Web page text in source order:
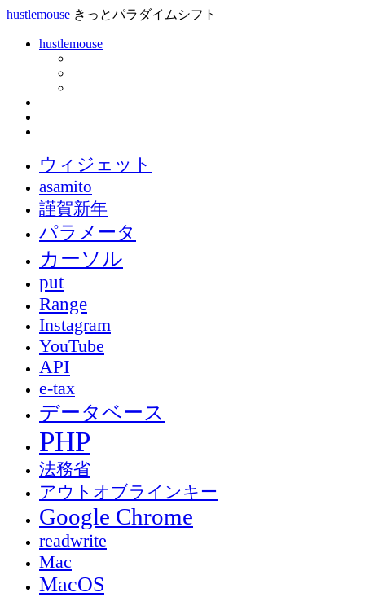
hustlemouse きっとパラダイムシフト
hustlemouse
ウィジェット
asamito
謹賀新年
パラメータ
カーソル
put
Range
Instagram
YouTube
API
e-tax
データベース
PHP
法務省
アウトオブラインキー
Google Chrome
readwrite
Mac
MacOS